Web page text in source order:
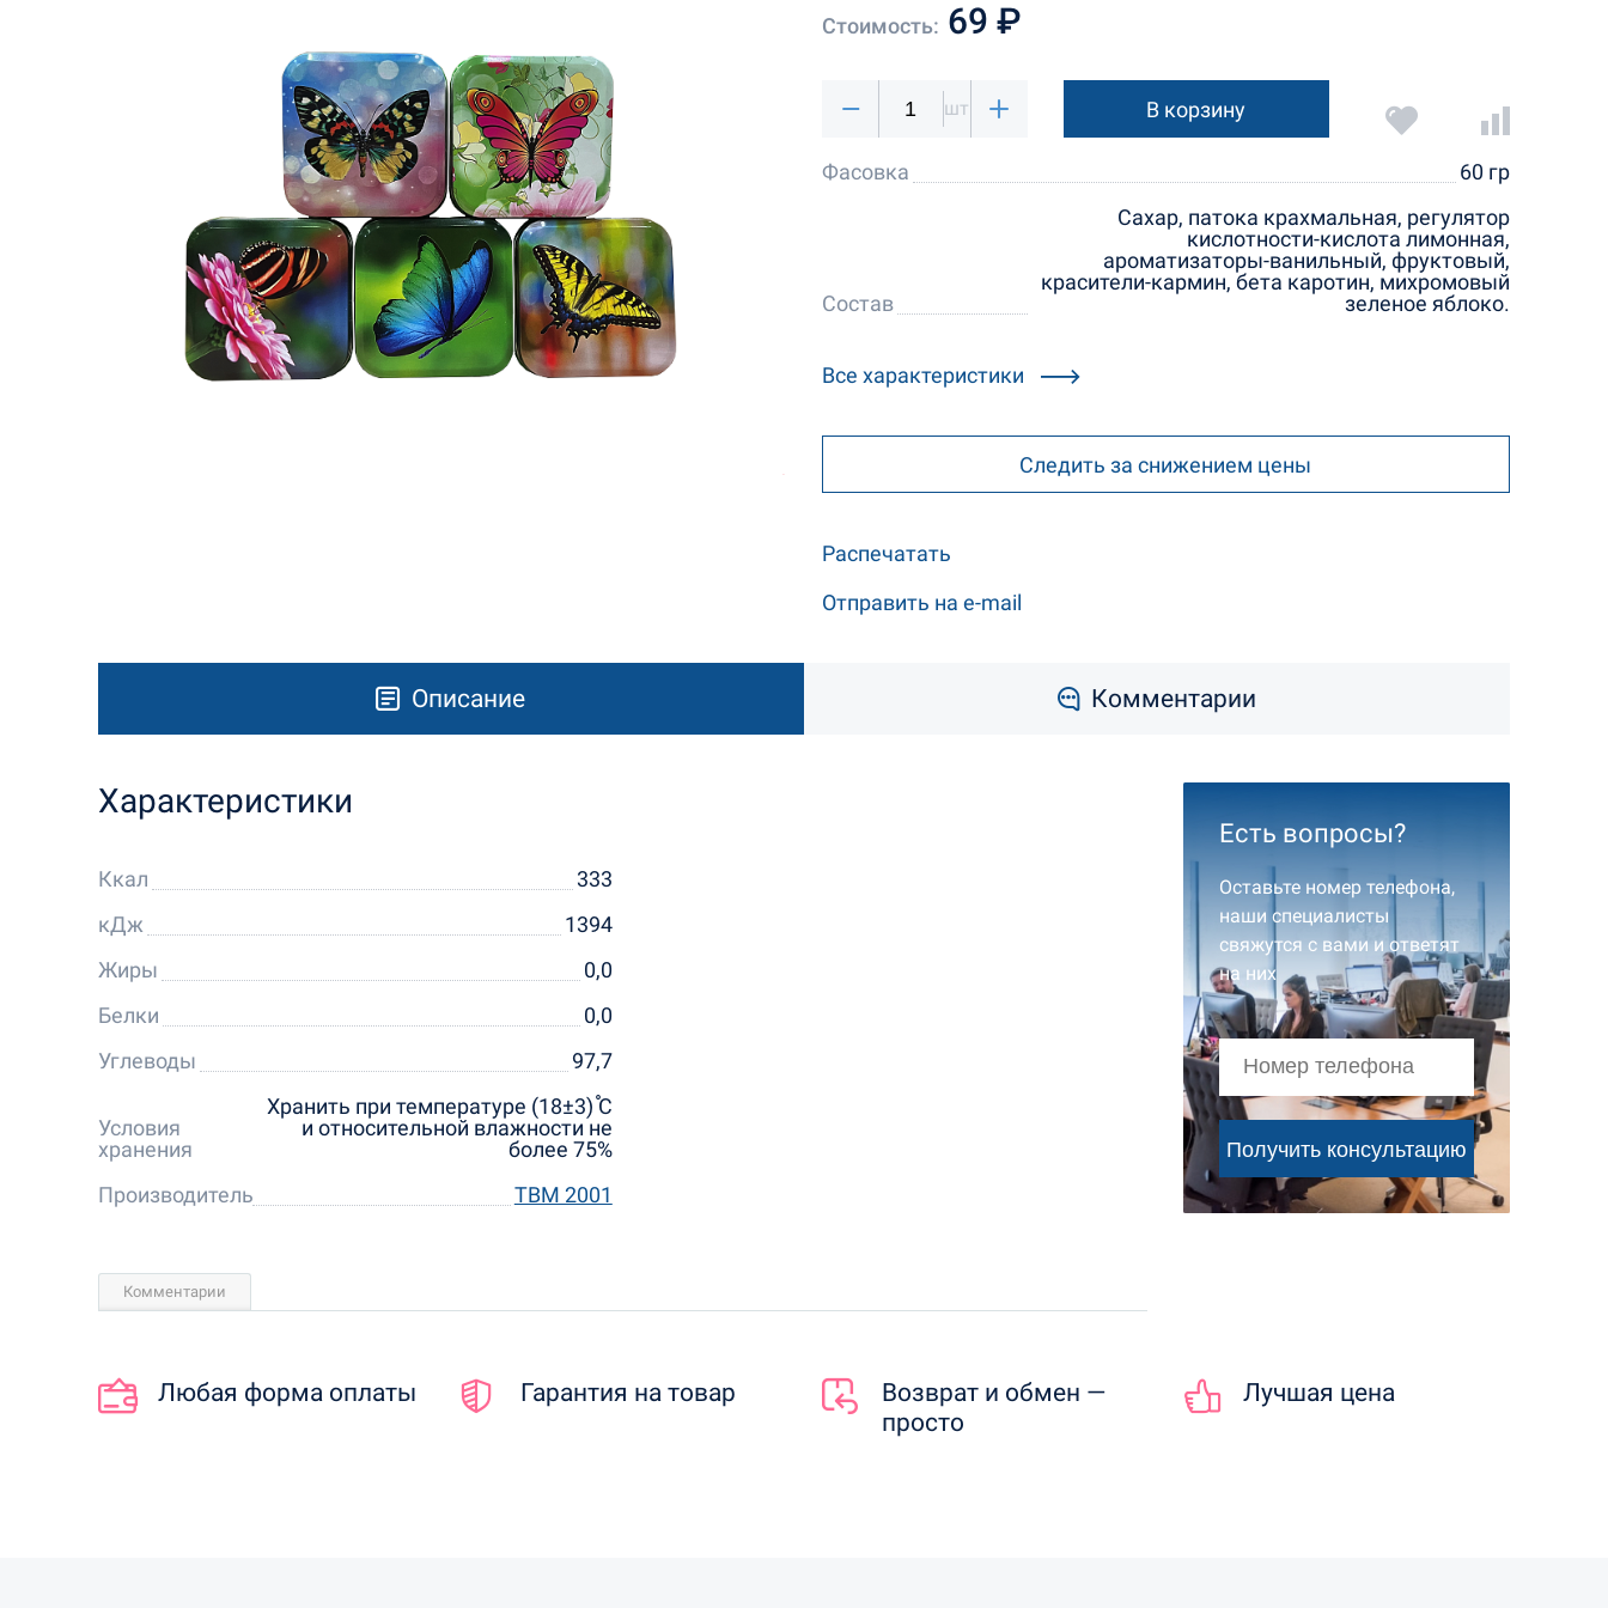
Стоимость: 69 ₽
шт В корзину
Фасовка 60 гр
Состав
Сахар, патока крахмальная, регулятор
кислотности-кислота лимонная,
ароматизаторы-ванильный, фруктовый,
красители-кармин, бета каротин, михромовый
зеленое яблоко.
Все характеристики
Следить за снижением цены
Распечатать
Отправить на e-mail
Описание Комментарии
Характеристики
Ккал
333
кДж
1394
Жиры
0,0
Белки
0,0
Углеводы
97,7
Условия
хранения
Хранить при температуре (18±3) ֯С
и относительной влажности не
более 75%
Производитель
ТВМ 2001
Комментарии
Есть вопросы?
Оставьте номер телефона,
наши специалисты
свяжутся с вами и ответят
на них
Любая форма оплаты Гарантия на товар
Возврат и обмен —
просто
Лучшая цена